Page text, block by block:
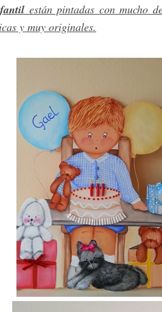
están pintadas con mucho
y muy originales.